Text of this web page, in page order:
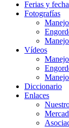
Ferias y
Fotografías
Vídeos
Diccionario
Enlaces